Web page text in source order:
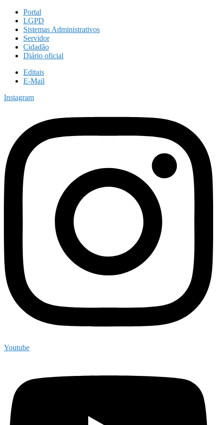
Portal
LGPD
Sistemas Administrativos
Servidor
Cidadão
Diário oficial
Editais
E-Mail
Instagram
Youtube